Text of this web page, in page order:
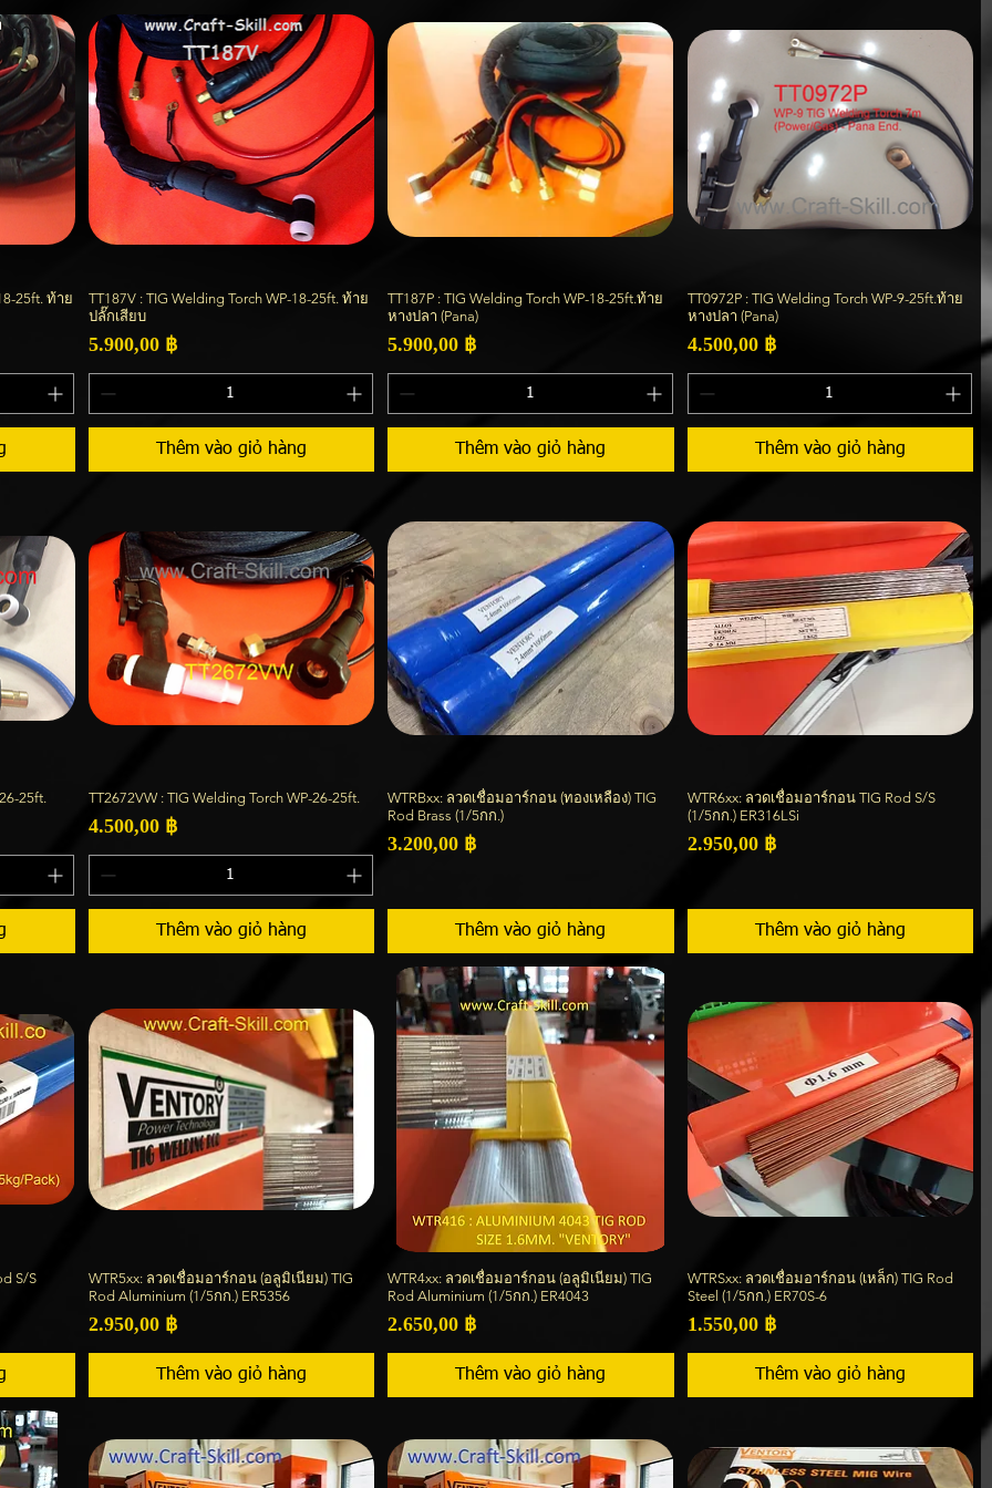
25ft. ท้าย Xem nhanh
TT187V : TIG Welding Torch WP-18-25ft. ท้าย
ปลั๊กเสียบ
Giá
5.900,00 ฿
Thêm vào giỏ hàng
Xem nhanh
TT187P : TIG Welding Torch WP-18-25ft.ท้าย
หางปลา (Pana)
Giá
5.900,00 ฿
Thêm vào giỏ hàng
Xem nhanh
TT0972P : TIG Welding Torch WP-9-25ft.ท้าย
หางปลา (Pana)
Giá
4.500,00 ฿
Thêm vào giỏ hàng
25ft. Xem nhanh
TT2672VW : TIG Welding Torch WP-26-25ft.
Giá
4.500,00 ฿
Thêm vào giỏ hàng
Xem nhanh
WTRBxx: ลวดเชื่อมอาร์กอน (ทองเหลือง) TIG
Rod Brass (1/5กก.)
Giá
3.200,00 ฿
Thêm vào giỏ hàng
Xem nhanh
WTR6xx: ลวดเชื่อมอาร์กอน TIG Rod S/S
(1/5กก.) ER316LSi
Giá
2.950,00 ฿
Thêm vào giỏ hàng
S/S Xem nhanh
WTR5xx: ลวดเชื่อมอาร์กอน (อลูมิเนียม) TIG
Rod Aluminium (1/5กก.) ER5356
Giá
2.950,00 ฿
Thêm vào giỏ hàng
Xem nhanh
WTR4xx: ลวดเชื่อมอาร์กอน (อลูมิเนียม) TIG
Rod Aluminium (1/5กก.) ER4043
Giá
2.650,00 ฿
Thêm vào giỏ hàng
Xem nhanh
WTRSxx: ลวดเชื่อมอาร์กอน (เหล็ก) TIG Rod
Steel (1/5กก.) ER70S-6
Giá
1.550,00 ฿
Thêm vào giỏ hàng